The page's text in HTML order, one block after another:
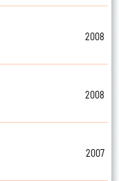
2008
2008
2007